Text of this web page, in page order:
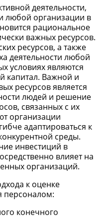
деятельности,
любой организации в
рациональное
важных ресурсов.
ресурсов, а также
деятельности любой
условиях являются
капитал. Важной и
ресурсов является
людей и решение
связанных с их
организации
адаптироваться к
среды.
инвестиций в
влияет на
организаций.
к оценке
персоналом:
конечного